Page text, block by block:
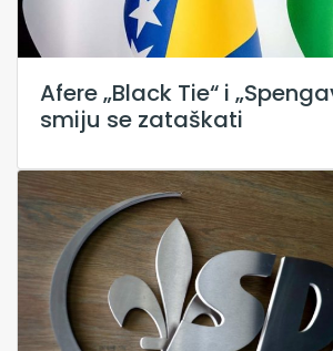
Afere „Black Tie“ i
smiju se zataškati